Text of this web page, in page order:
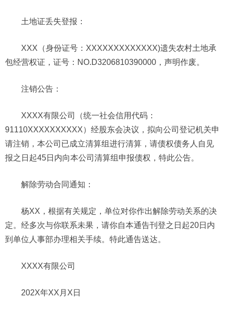
土地证丢失登报：
XXX（身份证号：XXXXXXXXXXXXX)遗失农村土地承
包经营权证，证号：NO.D3206810390000，声明作废。
注销公告：
XXXX有限公司（统一社会信用代码：
91110XXXXXXXXXX）经股东会决议，拟向公司登记机关申
请注销，本公司已成立清算组进行清算，请债权债务人自见
报之日起45日内向本公司清算组申报债权，特此公告。
解除劳动合同通知 ：
杨XX，根据有关规定，单位对你作出解除劳动关系的决
定。经多次与你联系未果，请你自本通告刊登之日起20日内
到单位人事部办理相关手续。特此通告送达。
XXXX有限公司
202X年XX月X日